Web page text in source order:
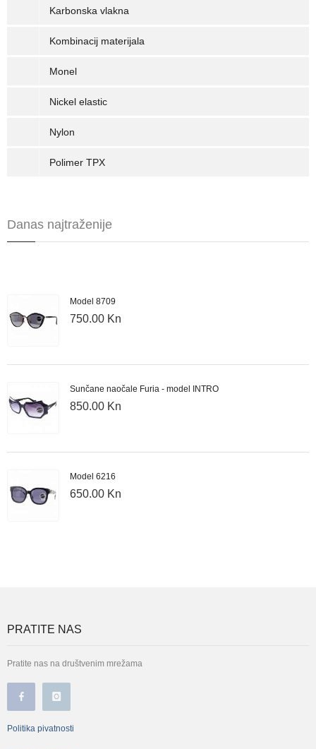
Karbonska vlakna
Kombinacij materijala
Monel
Nickel elastic
Nylon
Polimer TPX
Danas najtraženije
Model 8709
750.00 Kn
Sunčane naočale Furia - model INTRO
850.00 Kn
Model 6216
650.00 Kn
PRATITE NAS
Pratite nas na društvenim mrežama
Politika pivatnosti